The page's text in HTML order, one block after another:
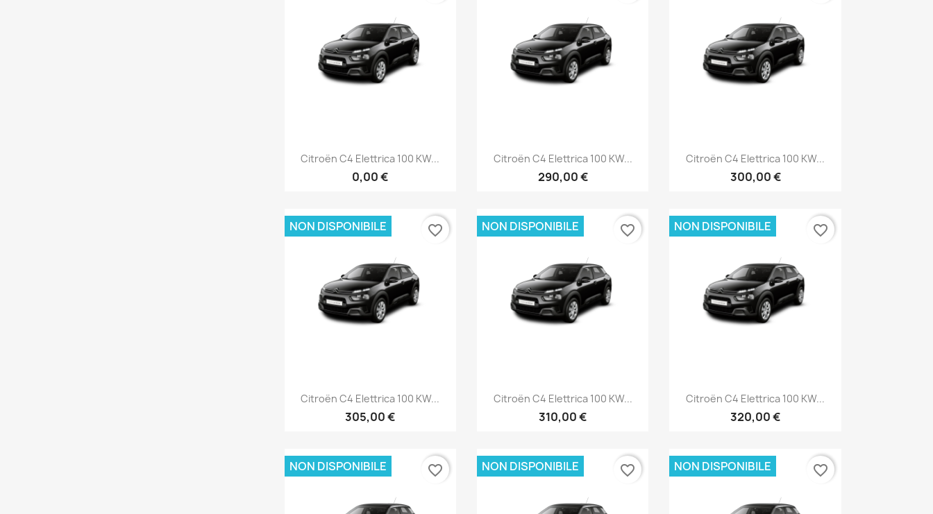
Anteprima
Citroën C4 Elettrica 100 KW...
0,00 €
Anteprima
Citroën C4 Elettrica 100 KW...
290,00 €
Anteprima
Citroën C4 Elettrica 100 KW...
300,00 €
Anteprima
Citroën C4 Elettrica 100 KW...
305,00 €
NON DISPONIBILE favorite_border
Anteprima
Citroën C4 Elettrica 100 KW...
310,00 €
NON DISPONIBILE favorite_border
Anteprima
Citroën C4 Elettrica 100 KW...
320,00 €
NON DISPONIBILE favorite_border
NON DISPONIBILE favorite_border NON DISPONIBILE favorite_border NON DISPONIBILE favorite_border